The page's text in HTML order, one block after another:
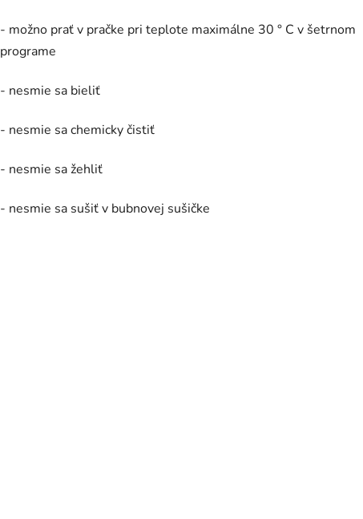
- možno prať v pračke pri teplote maximálne 30 ° C v šetrnom
programe
- nesmie sa bieliť
- nesmie sa chemicky čistiť
- nesmie sa žehliť
- nesmie sa sušiť v bubnovej sušičke